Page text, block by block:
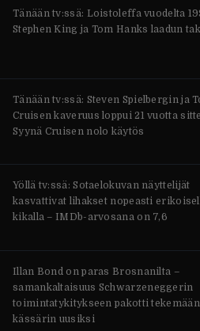
Tänään tv:ssä: Loistoleffa vuodelta
Stephen King ja Tom Hanks laadun
Tänään tv:ssä: Steven Spielbergin ja
Cruisen kaveruus loppui 21 vuotta
Syynä Cruisen nolo käytös
Yöllä tv:ssä: Sotaelokuvan näyttelijät
kasvattivat lihakset nopeasti
kikalla – IMDb-arvosana on 7,6
Illan Bond on paras Brosnanilta –
samankaltaisuus Schwarzeneggerin
toimintatykitykseen pakotti tekemään
kässärin uusiksi